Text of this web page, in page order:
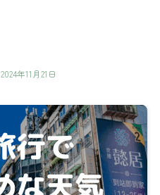
2024年11月21日